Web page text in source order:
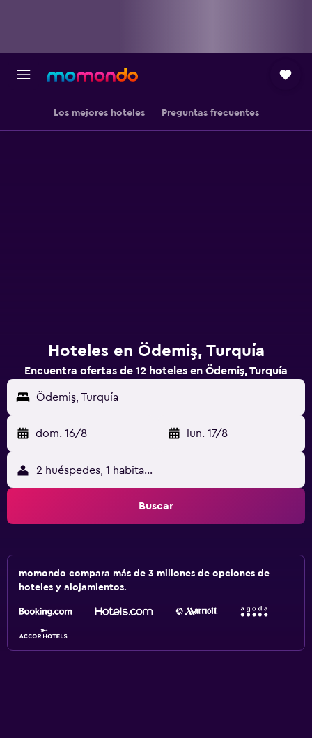
Los mejores hoteles Preguntas frecuentes
Hoteles en Ödemiş, Turquía
Encuentra ofertas de 12 hoteles en Ödemiş, Turquía
Ödemiş, Turquía
dom. 16/8 - lun. 17/8
2 huéspedes, 1 habitación
Buscar
momondo compara más de 3 millones de opciones de
hoteles y alojamientos.